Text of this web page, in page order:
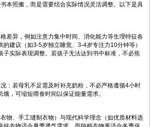
本照搬，而是需要结合实际情况灵活调整。以下是具
差异，例如注意力集中时间、消化能力等生理特征各
的建议（如3-5岁独立睡觉、3-4岁专注力10分钟等）
子实际表现调整。若孩子无法达到书中标准，不必焦
：若母乳不足需及时补充奶粉，不必严格遵循4小时
，可缩短喂食时间以保证能量需求。
物、手工缝制衣物）与现代科学理念（如优质材料选